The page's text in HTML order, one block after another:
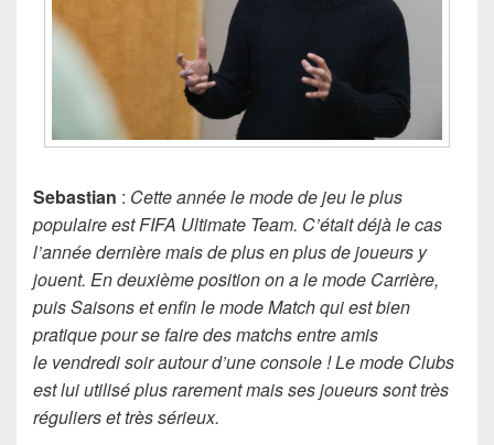
Sebastian : Cette année le mode de jeu le plus
populaire est FIFA Ultimate Team. C’était déjà le cas
l’année dernière mais de plus en plus de joueurs y
jouent. En deuxième position on a le mode Carrière,
puis Saisons et enfin le mode Match qui est bien
pratique pour se faire des matchs entre amis
le vendredi soir autour d’une console ! Le mode Clubs
est lui utilisé plus rarement mais ses joueurs sont très
réguliers et très sérieux.